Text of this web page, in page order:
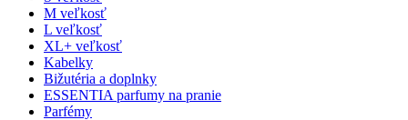
M veľkosť
L veľkosť
XL+ veľkosť
Kabelky
Bižutéria a doplnky
ESSENTIA parfumy na pranie
Parfémy